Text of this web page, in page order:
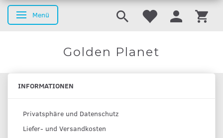
Anzeige ändern
Menü
Golden Planet
INFORMATIONEN
Privatsphäre und Datenschutz
Liefer- und Versandkosten